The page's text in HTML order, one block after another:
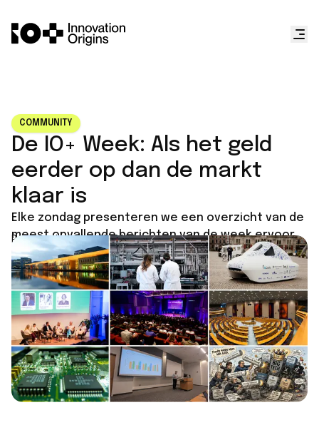
COMMUNITY
De IO+ Week: Als het geld
eerder op dan de markt
klaar is
Elke zondag presenteren we een overzicht van de
meest opvallende berichten van de week ervoor.
Published on May 31, 2026